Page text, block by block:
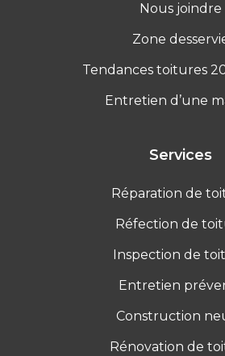
Nous joindre
Zone
Tendances toitures
Entretien d’une
Services
Réparation de
Réfection de
Inspection de
Entretien
Construction
Rénovation de